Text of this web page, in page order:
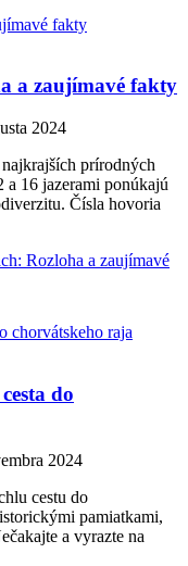
a zaujímavé fakty
2024
prírodných
16 jazerami ponúkajú
Čísla hovoria
Rozloha a zaujímavé
do
2024
cestu do
pamiatkami,
a vyrazte na